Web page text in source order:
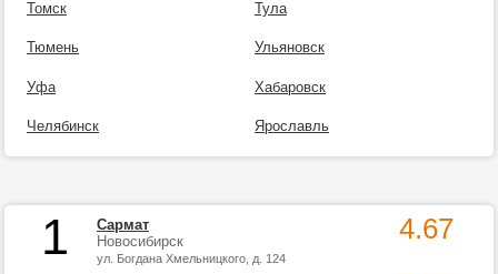
Томск Тула
Тюмень Ульяновск
Уфа Хабаровск
Челябинск Ярославль
1
Сармат
Новосибирск
ул. Богдана Хмельницкого, д. 124
4.67